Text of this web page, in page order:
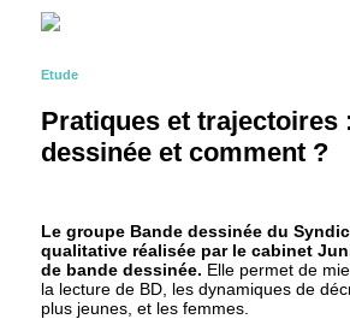
Etude
Pratiques et trajectoires
dessinée et comment ?
Le groupe Bande dessinée du
qualitative réalisée par le cabinet
de bande dessinée. Elle permet de
la lecture de BD, les dynamiques de
plus jeunes, et les femmes.